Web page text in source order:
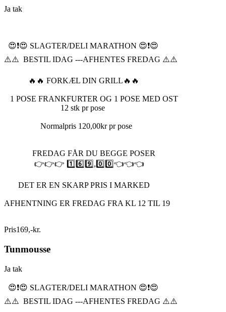
Ja tak
😍❗️😍 SLAGTER/DELI MARATHON 😍❗️😍
⚠️⚠️ BESTIL IDAG ---AFHENTES FREDAG ⚠️⚠️
🔥🔥 FORKÆL DIN GRILL🔥🔥
1 POSE FRANKFURTER OG 1 POSE MED OST
12 stk pr pose
Normalpris 120,00kr pr pose
FREDAG FÅR DU BEGGE POSER
👉👉👉 1️⃣6️⃣9️⃣,0️⃣0️⃣👈👈👈
DET ER EN SKARP PRIS I MARKED
AFHENTNING ER FREDAG FRA KL 12 TIL 19
Pris169,-kr.
Tunmousse
Ja tak
😍❗️😍 SLAGTER/DELI MARATHON 😍❗️😍
⚠️⚠️ BESTIL IDAG ---AFHENTES FREDAG ⚠️⚠️